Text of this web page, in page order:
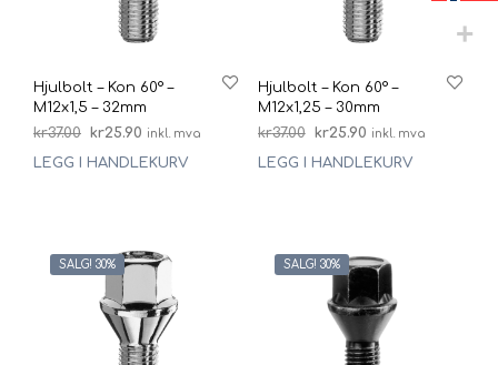
Hjulbolt – Kon 60° –
M12x1,5 – 32mm
kr37.00 Opprinnelig
kr25.90 Nåværende
inkl. mva
LEGG I HANDLEKURV
Hjulbolt – Kon 60° –
M12x1,25 – 30mm
kr37.00 Opprinnelig
kr25.90Nåværende
inkl. mva
LEGG I HANDLEKURV
SALG! 30% SALG! 30%